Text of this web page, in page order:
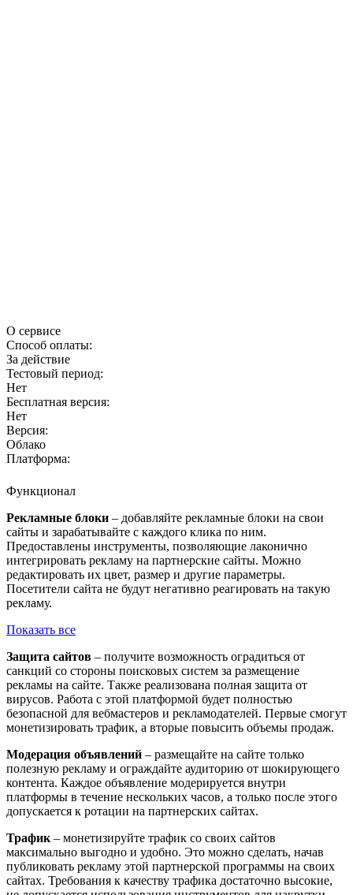
О сервисе
Способ оплаты:
За действие
Тестовый период:
Нет
Бесплатная версия:
Нет
Версия:
Облако
Платформа:
Функционал
Рекламные блоки – добавляйте рекламные блоки на свои
сайты и зарабатывайте с каждого клика по ним.
Предоставлены инструменты, позволяющие лаконично
интегрировать рекламу на партнерские сайты. Можно
редактировать их цвет, размер и другие параметры.
Посетители сайта не будут негативно реагировать на такую
рекламу.
Показать все
Защита сайтов – получите возможность оградиться от
санкций со стороны поисковых систем за размещение
рекламы на сайте. Также реализована полная защита от
вирусов. Работа с этой платформой будет полностью
безопасной для вебмастеров и рекламодателей. Первые смогут
монетизировать трафик, а вторые повысить объемы продаж.
Модерация объявлений – размещайте на сайте только
полезную рекламу и ограждайте аудиторию от шокирующего
контента. Каждое объявление модерируется внутри
платформы в течение нескольких часов, а только после этого
допускается к ротации на партнерских сайтах.
Трафик – монетизируйте трафик со своих сайтов
максимально выгодно и удобно. Это можно сделать, начав
публиковать рекламу этой партнерской программы на своих
сайтах. Требования к качеству трафика достаточно высокие,